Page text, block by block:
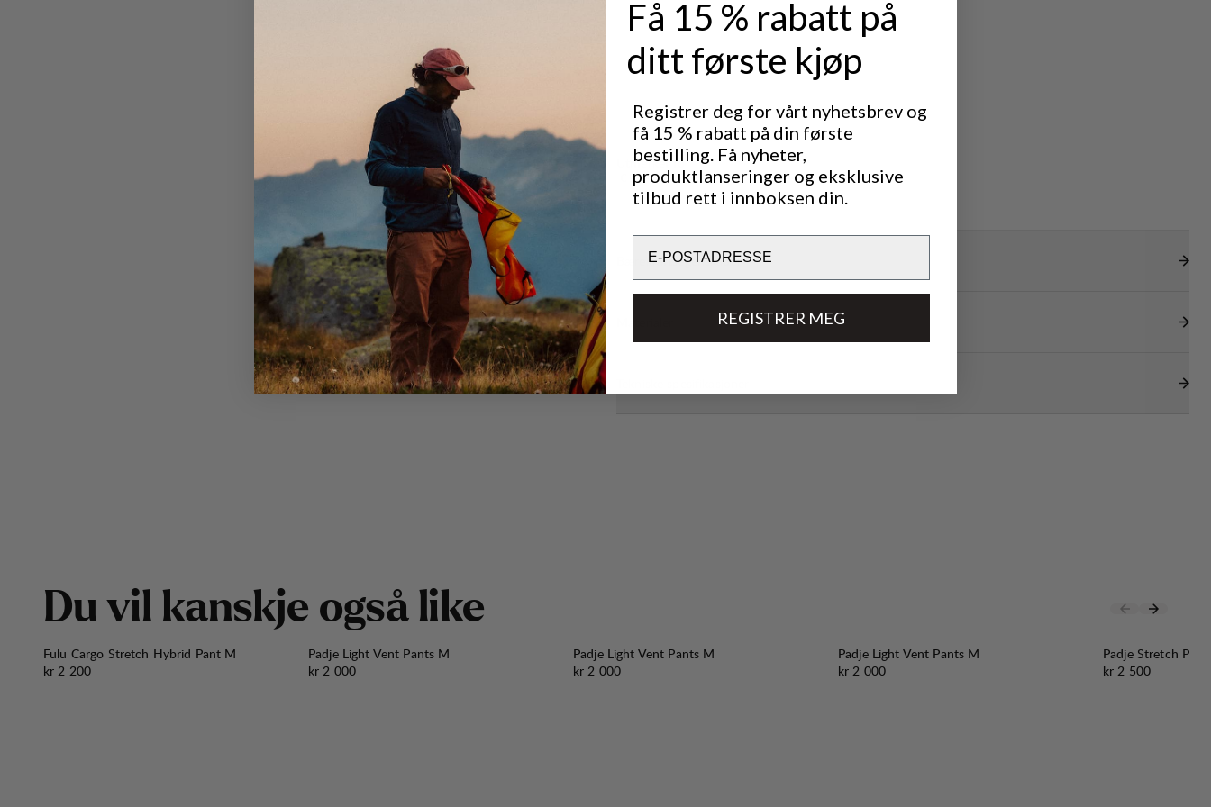
nylonstretchstoff som gir overlegen slitestyrke og fortsatt føles
mykt og fleksibelt mot kroppen din. Med de tilføyde Schoeller
Keprotec® forsterkede innstegene gjør dette til en superb bukse
Lange, toveis sidelynlåser for ventilasjon og enkel av- og
To glidelåslommer for hendene med mesh-fôr for ventilasjon.
Justering nederst på benet for en tett passform.
Utmerket for
CLASSIC TREKKING
Bærekraftsegenskaper
Du vil kanskje også like
Fulu Cargo Stretch Hybrid Pant M
Pris:
kr 2 200
Padje Light Vent Pants M
Pris:
kr 2 000
Padje Light Vent Pants M
Pris:
kr 2 000
Padje Light Vent Pants M
Pris:
kr 2 000
Padje Stretch
Pris:
kr 2 500
Få 15 % rabatt på
ditt første kjøp
Registrer deg for vårt nyhetsbrev og
få 15 % rabatt på din første
bestilling. Få nyheter,
produktlanseringer og eksklusive
tilbud rett i innboksen din.
REGISTRER MEG